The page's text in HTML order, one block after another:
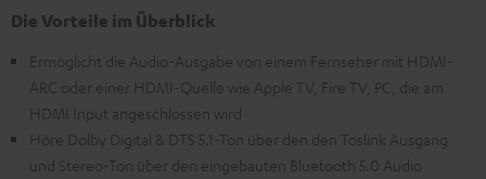
Die Vorteile im Überblick
Ermöglicht die Audio-Ausgabe von einem Fernseher mit HDMI-
ARC oder einer HDMI-Quelle wie Apple TV, Fire TV, PC, die am
HDMI Input angeschlossen wird
Höre Dolby Digital & DTS 5.1-Ton über den den Toslink Ausgang
und Stereo-Ton über den eingebauten Bluetooth 5.0 Audio